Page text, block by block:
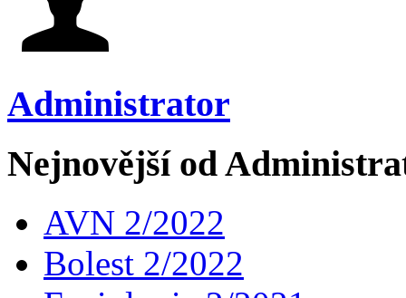
Administrator
Nejnovější od
AVN 2/2022
Bolest 2/2022